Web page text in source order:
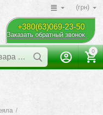
(грн)
+380(63)069-23-50
Заказать обратный звонок
0
/